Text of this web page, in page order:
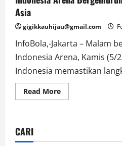
Asia
gigikkauhijau@gmail.com
InfoBola,-Jakarta – Malam
Indonesia Arena, Kamis (5/
Indonesia memastikan
Read MoreRead
more
Asia
CARI